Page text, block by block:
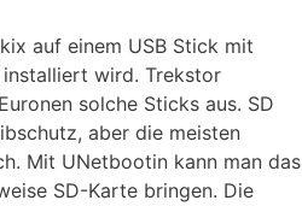
auf einem USB Stick mit
wird. Trekstor
solche Sticks aus. SD
aber die meisten
Mit UNetbootin kann man das
SD-Karte bringen. Die